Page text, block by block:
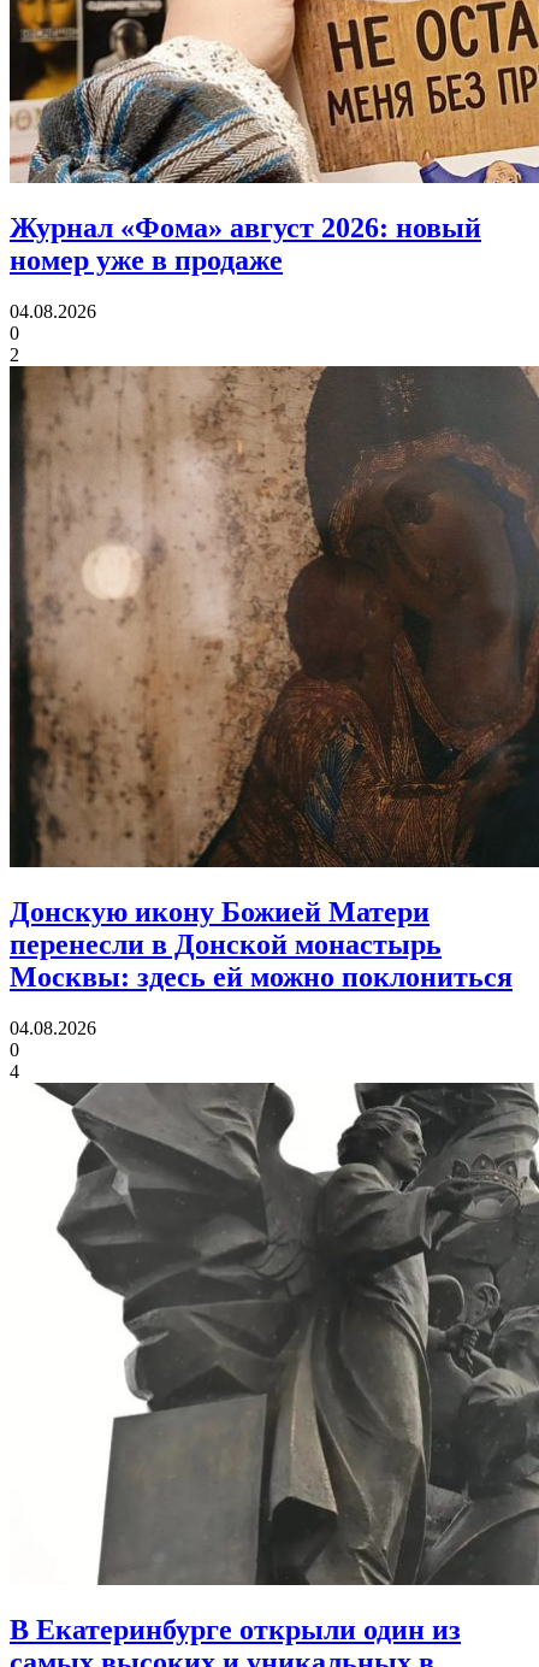
Журнал «Фома» август 2026: новый
номер уже в продаже
04.08.2026
0
2
Донскую икону Божией Матери
перенесли в Донской монастырь
Москвы: здесь ей можно поклониться
04.08.2026
0
4
В Екатеринбурге открыли один из